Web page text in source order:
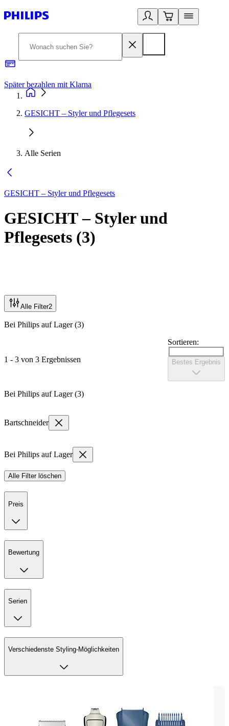
Später bezahlen mit Klarna
GESICHT – Styler und Pflegesets
Alle Serien
GESICHT – Styler und Pflegesets
GESICHT – Styler und
Pflegesets (3)
Alle Filter2
Bei Philips auf Lager (3)
1 - 3 von 3 Ergebnissen
Sortieren:
Bestes Ergebnis
Bei Philips auf Lager (3)
Bartschneider
Bei Philips auf Lager
Alle Filter löschen
Preis
Bewertung
Serien
Verschiedenste Styling-Möglichkeiten